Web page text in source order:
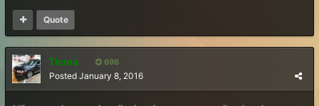
Quote
Ticma 696
Posted January 8, 2016